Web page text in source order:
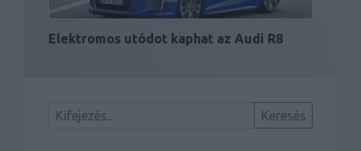
Elektromos utódot kaphat az Audi R8